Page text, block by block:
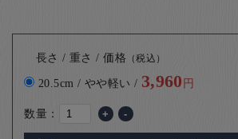
長さ / 重さ / 価格 （税込）
20.5cm / やや軽い / 3,960円
数量： + -